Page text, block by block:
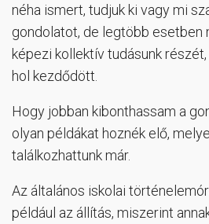
néha ismert, tudjuk ki vagy mi
gondolatot, de legtöbb esetben
képezi kollektív tudásunk
hol kezdődött.
Hogy jobban kibonthassam a
olyan példákat hoznék elő,
találkozhattunk már.
Az általános iskolai
például az állítás, miszerint